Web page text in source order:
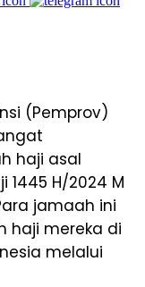
(Pemprov)
haji asal
H/2024 M
jamaah ini
haji mereka di
melalui